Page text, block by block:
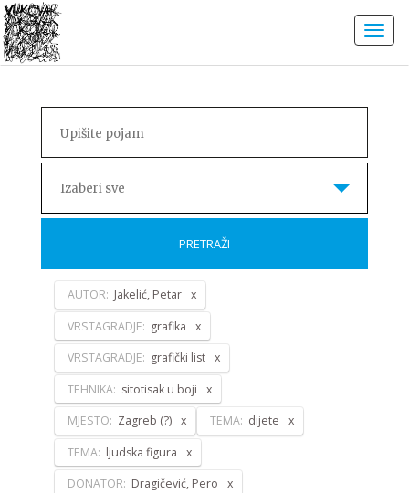
Izaberi sve
PRETRAŽI
AUTOR: Jakelić, Petar
VRSTAGRADJE: grafika
VRSTAGRADJE: grafički list
TEHNIKA: sitotisak u boji
MJESTO: Zagreb (?) TEMA: dijete
TEMA: ljudska figura
DONATOR: Dragičević, Pero